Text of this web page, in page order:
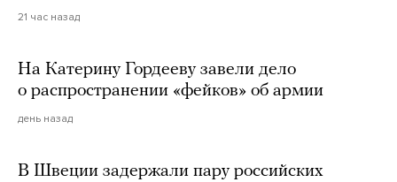
21 час назад
На Катерину Гордееву завели дело
о распространении «фейков» об армии
день назад
В Швеции задержали пару российских